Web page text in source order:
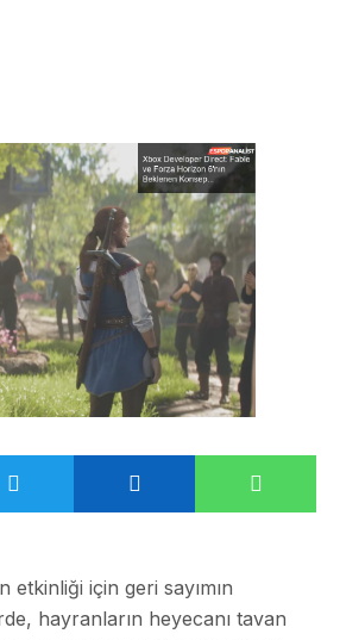
etkinliği için geri sayımın
hayranların heyecanı tavan